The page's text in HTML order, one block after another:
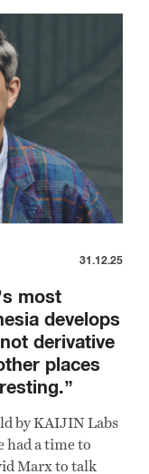
31.12.25
most
develops
derivative
places
by KAIJIN Labs
had a time to
Marx to talk